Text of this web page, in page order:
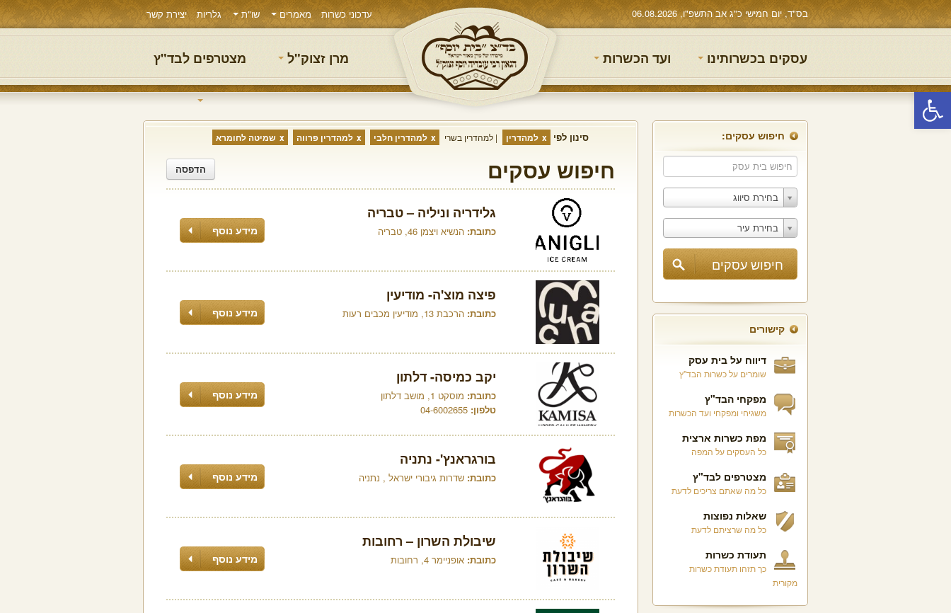
פתח סרגל נגישות
בס"ד, יום חמישי כ"ג אב התשפ"ו, 06.08.2026 עדכוני כשרות מאמרים שו"ת גלריות יצירת קשר
עסקים בכשרותינו ועד הכשרות מרן זצוק"ל מצטרפים לבד"ץ
חיפוש עסקים:
בחירת סיווג
בחירת עיר
קישורים
דיווח על בית עסק
שומרים על כשרות הבד"ץ
מפקחי הבד"ץ
משגיחי ומפקחי ועד הכשרות
מפת כשרות ארצית
כל העסקים על המפה
מצטרפים לבד"ץ
כל מה שאתם צריכים לדעת
שאלות נפוצות
כל מה שרציתם לדעת
תעודת כשרות
כך תזהו תעודת כשרות
מקורית
סינון לפי למהדרין למהדרין בשרי למהדרין חלבי למהדרין פרווה שמיטה לחומרא
חיפוש עסקים הדפסה
גלידריה וניליה – טבריה
כתובת: הנשיא ויצמן 46, טבריה מידע נוסף
פיצה מוצ'ה- מודיעין
כתובת: הרכבת 13, מודיעין מכבים רעות מידע נוסף
יקב כמיסה- דלתון
כתובת: מוסקט 1, מושב דלתון
טלפון: 04-6002655
מידע נוסף
בורגראנץ'- נתניה
כתובת: שדרות גיבורי ישראל , נתניה מידע נוסף
שיבולת השרון – רחובות
כתובת: אופניימר 4, רחובות מידע נוסף